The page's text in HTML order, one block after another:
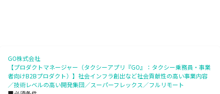
GO株式会社
【プロダクトマネージャー（タクシーアプリ『GO』：タクシー乗務員・事業
者向けB2Bプロダクト）】社会インフラ創出など社会貢献性の高い事業内容
／技術レベルの高い開発集団／スーパーフレックス／フルリモート